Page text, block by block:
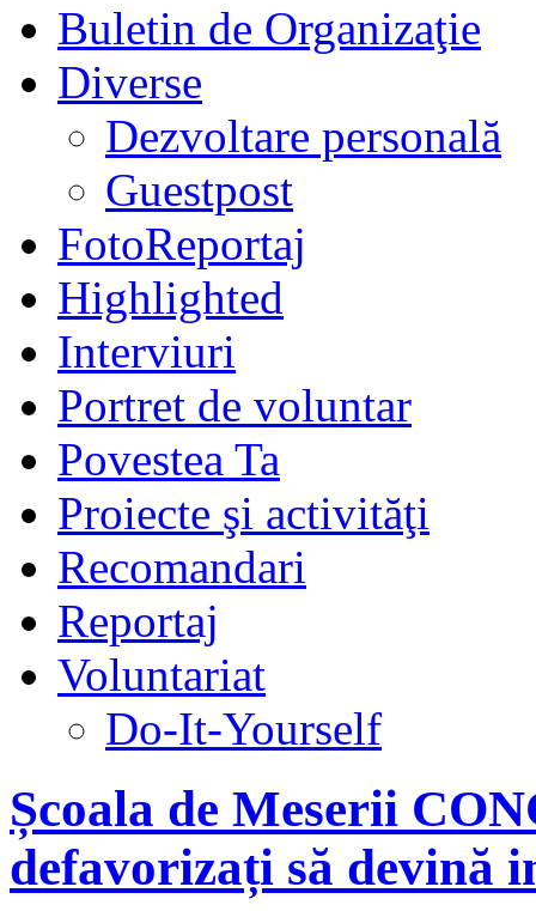
Buletin de Organizaţie
Diverse
Dezvoltare personală
Guestpost
FotoReportaj
Highlighted
Interviuri
Portret de voluntar
Povestea Ta
Proiecte şi activităţi
Recomandari
Reportaj
Voluntariat
Do-It-Yourself
Școala de Meserii
defavorizați să devină